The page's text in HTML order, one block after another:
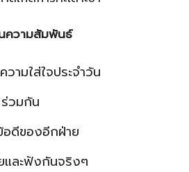
ความสัมพันธ์
ามใส่ใจประจำวัน
วมกัน
อดีของอีกฝ่าย
และฟังกันจริงๆ